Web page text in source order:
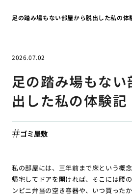
足の踏み場もない部屋から脱出した私の体
2026.07.02
足の踏み場もない
出した私の体験記
ゴミ屋敷
私の部屋には、三年前まで床という概
帰宅してドアを開ければ、そこには腰
ンビニ弁当の空き容器や、いつ買った